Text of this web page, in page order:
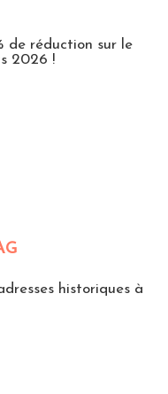
de réduction sur le
2026 !
historiques à